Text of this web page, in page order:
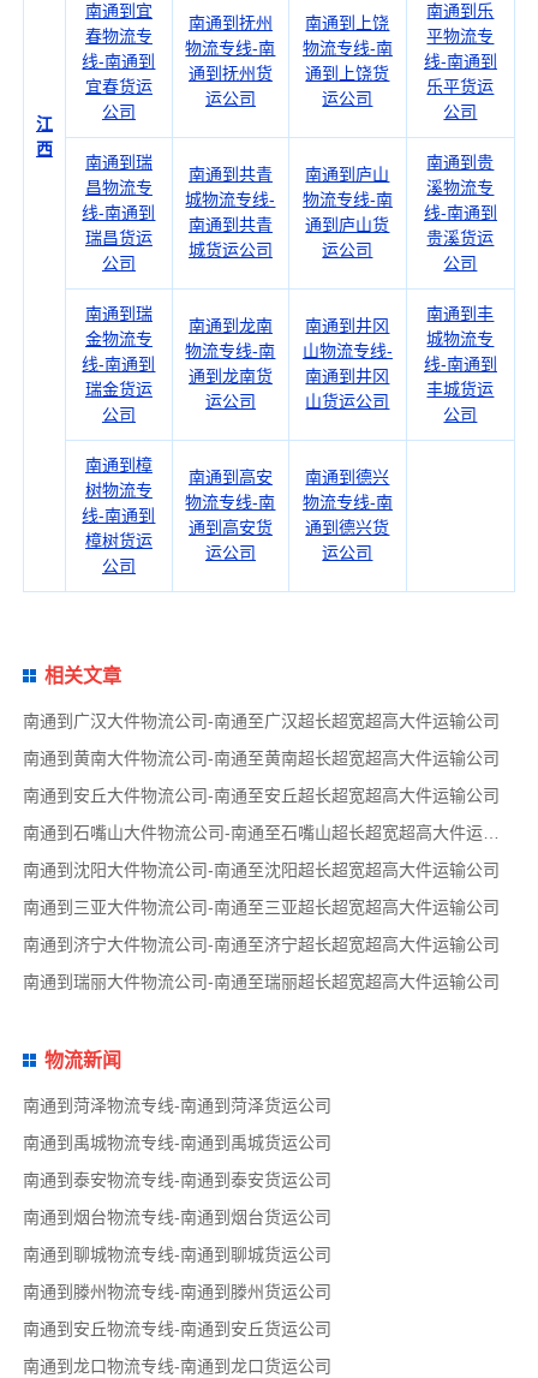
江
西
南通到宜
春物流专
线-南通到
宜春货运
公司
南通到抚州
物流专线-南
通到抚州货
运公司
南通到上饶
物流专线-南
通到上饶货
运公司
南通到乐
平物流专
线-南通到
乐平货运
公司
南通到瑞
昌物流专
线-南通到
瑞昌货运
公司
南通到共青
城物流专线-
南通到共青
城货运公司
南通到庐山
物流专线-南
通到庐山货
运公司
南通到贵
溪物流专
线-南通到
贵溪货运
公司
南通到瑞
金物流专
线-南通到
瑞金货运
公司
南通到龙南
物流专线-南
通到龙南货
运公司
南通到井冈
山物流专线-
南通到井冈
山货运公司
南通到丰
城物流专
线-南通到
丰城货运
公司
南通到樟
树物流专
线-南通到
樟树货运
公司
南通到高安
物流专线-南
通到高安货
运公司
南通到德兴
物流专线-南
通到德兴货
运公司
相关文章
南通到广汉大件物流公司-南通至广汉超长超宽超高大件运输公司
南通到黄南大件物流公司-南通至黄南超长超宽超高大件运输公司
南通到安丘大件物流公司-南通至安丘超长超宽超高大件运输公司
南通到石嘴山大件物流公司-南通至石嘴山超长超宽超高大件运输公司
南通到沈阳大件物流公司-南通至沈阳超长超宽超高大件运输公司
南通到三亚大件物流公司-南通至三亚超长超宽超高大件运输公司
南通到济宁大件物流公司-南通至济宁超长超宽超高大件运输公司
南通到瑞丽大件物流公司-南通至瑞丽超长超宽超高大件运输公司
物流新闻
南通到菏泽物流专线-南通到菏泽货运公司
南通到禹城物流专线-南通到禹城货运公司
南通到泰安物流专线-南通到泰安货运公司
南通到烟台物流专线-南通到烟台货运公司
南通到聊城物流专线-南通到聊城货运公司
南通到滕州物流专线-南通到滕州货运公司
南通到安丘物流专线-南通到安丘货运公司
南通到龙口物流专线-南通到龙口货运公司